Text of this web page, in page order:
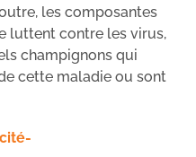
les composantes
luttent contre les virus,
champignons qui
cette maladie ou sont